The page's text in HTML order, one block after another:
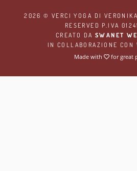
2026 ©VERCI YOGA DI
RESERVED P.IVA
CREATO DASWANET
IN COLLABORAZIONE CON
Made with
for great